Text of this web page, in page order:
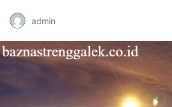
admin